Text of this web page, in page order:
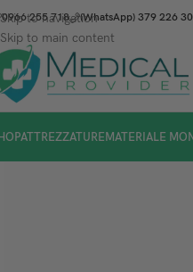
Skip to navigation
Skip to main content
0966 255 718 (WhatsApp) 379 226
ATTREZZATUREMATERIALE